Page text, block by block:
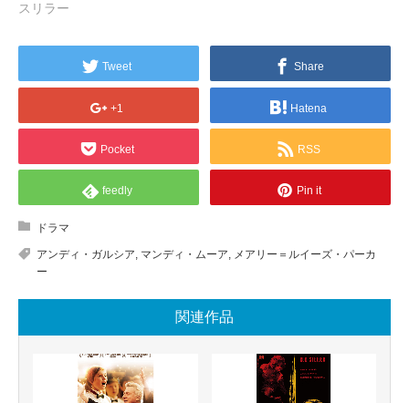
スリラー
Tweet Share
+1 Hatena
Pocket RSS
feedly Pin it
ドラマ
アンディ・ガルシア マンディ・ムーア
メアリー＝ルイーズ・パーカ
ー
関連作品